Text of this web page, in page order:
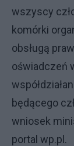
wszyscy
komórki
obsługą
oświadczeń
będącego
wniosek
portal wp.pl.